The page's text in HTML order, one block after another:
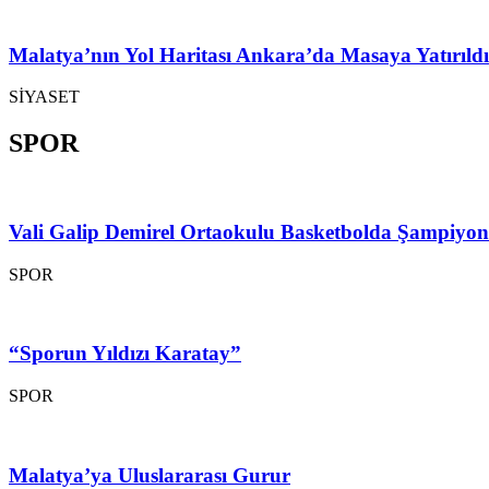
Malatya’nın Yol Haritası Ankara’da Masaya Yatırıldı
SİYASET
SPOR
Vali Galip Demirel Ortaokulu Basketbolda
SPOR
“Sporun Yıldızı Karatay”
SPOR
Malatya’ya Uluslararası Gurur